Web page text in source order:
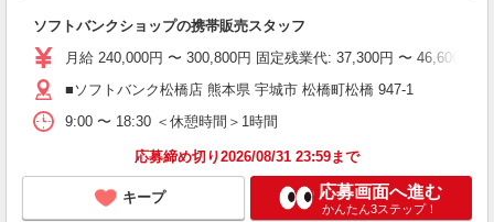
ソフトバンクショップの携帯販売スタッフ
月給 240,000円 〜 300,800円 固定残業代: 37,300円 〜 46,600円
■ソフトバンク松橋店 熊本県 宇城市 松橋町松橋 947‐1
9:00 〜 18:30 ＜休憩時間＞1時間
応募締め切り2026/08/31 23:59まで
キープ 応募画面へ進む
かんたん3ステップ！